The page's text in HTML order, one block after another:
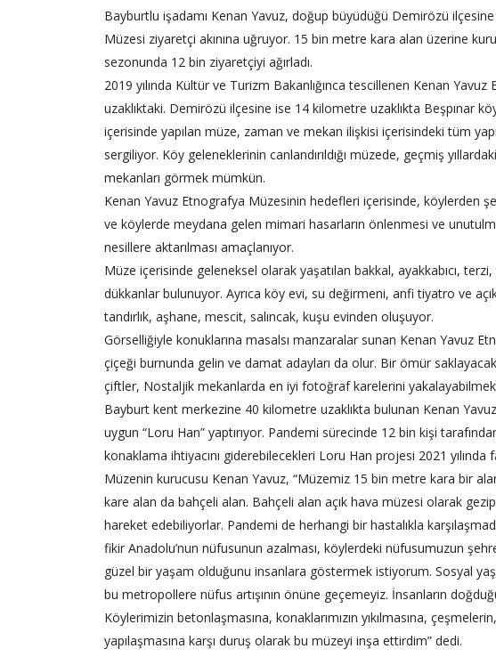
Bayburtlu işadamı Kenan Yavuz, doğup büyüdüğü Demirözü
Müzesi ziyaretçi akınına uğruyor. 15 bin metre kara alan üzerine
sezonunda 12 bin ziyaretçiyi ağırladı.
2019 yılında Kültür ve Turizm Bakanlığınca tescillenen Kenan
uzaklıktaki. Demirözü ilçesine ise 14 kilometre uzaklıkta Beşpınar
içerisinde yapılan müze, zaman ve mekan ilişkisi içerisindeki tüm
sergiliyor. Köy geleneklerinin canlandırıldığı müzede, geçmiş
mekanları görmek mümkün.
Kenan Yavuz Etnografya Müzesinin hedefleri içerisinde, köylerden
ve köylerde meydana gelen mimari hasarların önlenmesi ve
nesillere aktarılması amaçlanıyor.
Müze içerisinde geleneksel olarak yaşatılan bakkal, ayakkabıcı,
dükkanlar bulunuyor. Ayrıca köy evi, su değirmeni, anfi tiyatro ve
tandırlık, aşhane, mescit, salıncak, kuşu evinden oluşuyor.
Görselliğiyle konuklarına masalsı manzaralar sunan Kenan Yavuz
çiçeği burnunda gelin ve damat adayları da olur. Bir ömür
çiftler, Nostaljik mekanlarda en iyi fotoğraf karelerini
Bayburt kent merkezine 40 kilometre uzaklıkta bulunan Kenan
uygun “Loru Han” yaptırıyor. Pandemi sürecinde 12 bin kişi
konaklama ihtiyacını giderebilecekleri Loru Han projesi 2021
Müzenin kurucusu Kenan Yavuz, “Müzemiz 15 bin metre kara bir
kare alan da bahçeli alan. Bahçeli alan açık hava müzesi olarak
hareket edebiliyorlar. Pandemi de herhangi bir hastalıkla
fikir Anadolu’nun nüfusunun azalması, köylerdeki nüfusumuzun
güzel bir yaşam olduğunu insanlara göstermek istiyorum. Sosyal
bu metropollere nüfus artışının önüne geçemeyiz. İnsanların
Köylerimizin betonlaşmasına, konaklarımızın yıkılmasına,
yapılaşmasına karşı duruş olarak bu müzeyi inşa ettirdim” dedi.